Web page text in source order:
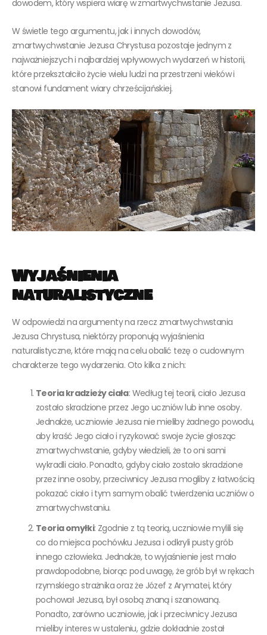
dowodem, który wspiera wiarę w zmartwychwstanie Jezusa.
W świetle tego argumentu, jak i innych dowodów,
zmartwychwstanie Jezusa Chrystusa pozostaje jednym z
najważniejszych i najbardziej wpływowych wydarzeń w historii,
które przekształciło życie wielu ludzi na przestrzeni wieków i
stanowi fundament wiary chrześcijańskiej.
Wyjaśnienia
naturalistyczne
W odpowiedzi na argumenty na rzecz zmartwychwstania
Jezusa Chrystusa, niektórzy proponują wyjaśnienia
naturalistyczne, które mają na celu obalić tezę o cudownym
charakterze tego wydarzenia. Oto kilka z nich:
Teoria kradzieży ciała: Według tej teorii, ciało Jezusa
zostało skradzione przez Jego uczniów lub inne osoby.
Jednakże, uczniowie Jezusa nie mieliby żadnego powodu,
aby kraść Jego ciało i ryzykować swoje życie głosząc
zmartwychwstanie, gdyby wiedzieli, że to oni sami
wykradli ciało. Ponadto, gdyby ciało zostało skradzione
przez inne osoby, przeciwnicy Jezusa mogliby z łatwością
pokazać ciało i tym samym obalić twierdzenia uczniów o
zmartwychwstaniu.
Teoria omyłki: Zgodnie z tą teorią, uczniowie mylili się
co do miejsca pochówku Jezusa i odkryli pusty grób
innego człowieka. Jednakże, to wyjaśnienie jest mało
prawdopodobne, biorąc pod uwagę, że grób był w rękach
rzymskiego strażnika oraz że Józef z Arymatei, który
pochował Jezusa, był osobą znaną i szanowaną.
Ponadto, zarówno uczniowie, jak i przeciwnicy Jezusa
mieliby interes w ustaleniu, gdzie dokładnie został